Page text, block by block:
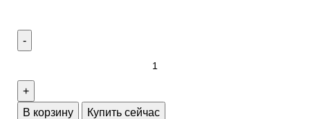
В корзину
Купить сейчас